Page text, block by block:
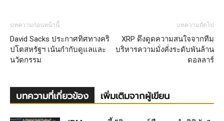
บทความก่อนหน้านี้
David Sacks ประกาศทิศทางคริ
ปโตสหรัฐฯ เน้นกำกับดูแลและ
นวัตกรรม
บทความถัดไป
XRP ดึงดูดความสนใจจากทีม
บริหารความมั่งคั่งระดับพันล้าน
ดอลลาร์
บทความที่เกี่ยวข้อง เพิ่มเติมจากผู้เขียน